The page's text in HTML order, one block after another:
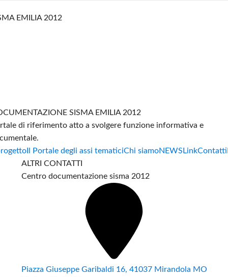
EMILIA 2012
SISMA EMILIA 2012
di riferimento atto a svolgere funzione informativa e
Il Portale degli assi tematiciChi siamoNEWS LinkContatti
ALTRI CONTATTI
Centro documentazione sisma 2012
Piazza Giuseppe Garibaldi 16, 41037 Mirandola MO